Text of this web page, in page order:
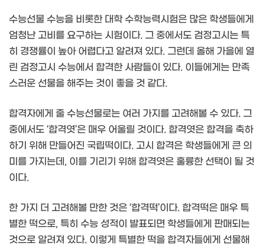
수능선물 수능을 비롯한 대학 수학능력시험은 많은 학생들에게
엄청난 고비를 요구하는 시험이다. 그 중에서도 검정고시는 특
히 경쟁률이 높아 어렵다고 알려져 있다. 그런데 올해 가을에 열
린 검정고시 수능에서 합격한 사람들이 있다. 이들에게는 만족
스러운 선물을 해주는 것이 좋을 것 같다.
합격자에게 줄 수능선물로는 여러 가지를 고려해볼 수 있다. 그
중에서도 ‘합격엿’은 매우 어울릴 것이다. 합격엿은 합격을 축하
하기 위해 만들어진 국립떡이다. 고시 합격은 학생들에게 큰 의
미를 가지는데, 이를 기리기 위해 합격엿은 훌륭한 선택이 될 것
이다.
한 가지 더 고려해볼 만한 것은 ‘합격떡’이다. 합격떡은 매우 특
별한 떡으로, 특히 수능 성적이 발표되면 학생들에게 판매되는
것으로 알려져 있다. 이렇게 특별한 떡을 합격자들에게 선물해